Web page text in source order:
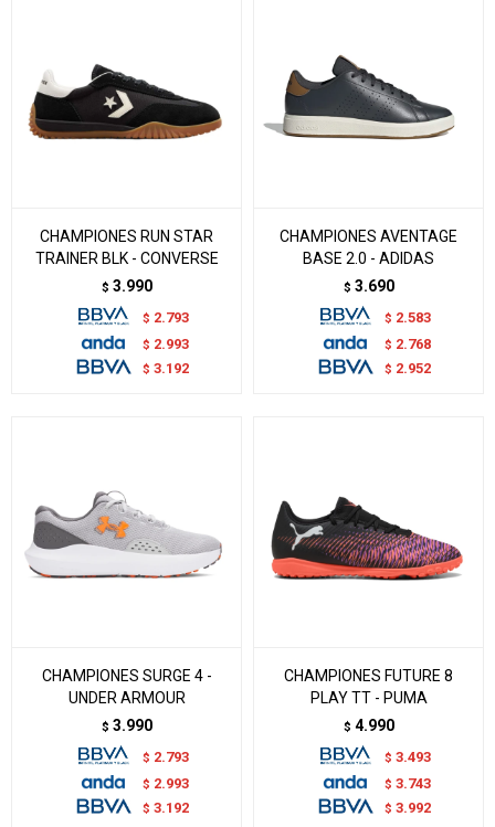
CHAMPIONES RUN STAR
TRAINER BLK - CONVERSE
$ 3.990
$ 2.793
$ 2.993
$ 3.192
CHAMPIONES AVENTAGE
BASE 2.0 - ADIDAS
$ 3.690
$ 2.583
$ 2.768
$ 2.952
CHAMPIONES SURGE 4 -
UNDER ARMOUR
$ 3.990
$ 2.793
$ 2.993
$ 3.192
CHAMPIONES FUTURE 8
PLAY TT - PUMA
$ 4.990
$ 3.493
$ 3.743
$ 3.992